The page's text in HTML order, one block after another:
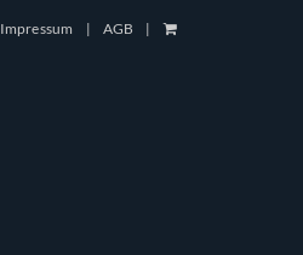
Impressum AGB